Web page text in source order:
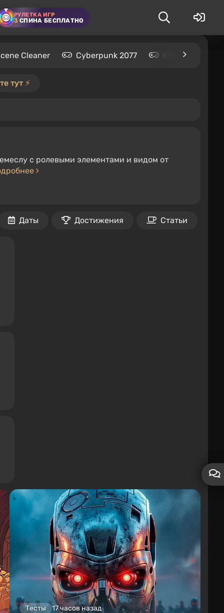
РУЛЕТКА ИГР
3 СПИНА БЕСПЛАТНО
Cleaner Cyberpunk 2077 Kingdom
тут ⚡️
с ролевыми элементами и видом от
Даты Достижения Статьи
Тесты 17 часов назад